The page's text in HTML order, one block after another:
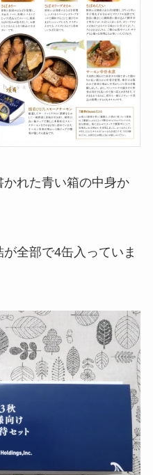
れた青い箱の中身か
全部で4缶入っていま